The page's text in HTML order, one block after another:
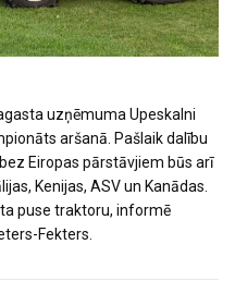
uzņēmuma Upeskalni
aršanā. Pašlaik dalību
Eiropas pārstāvjiem būs arī
Kenijas, ASV un Kanādas.
puse traktoru, informē
Fekters.